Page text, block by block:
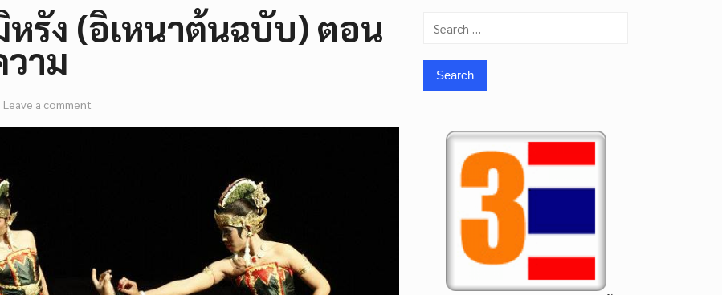
รัง (อิเหนาต้นฉบับ) ตอน
าม
Leave a comment
Search